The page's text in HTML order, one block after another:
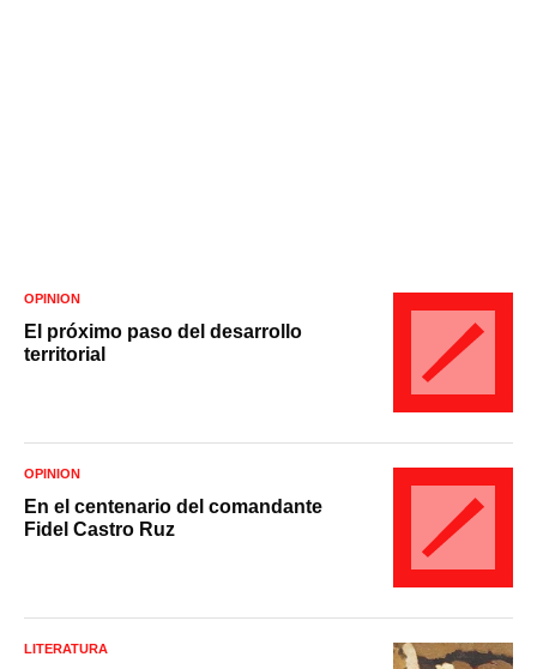
OPINIÓN
El próximo paso del desarrollo
territorial
OPINIÓN
En el centenario del comandante
Fidel Castro Ruz
LITERATURA